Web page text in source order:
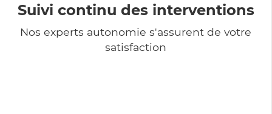
Suivi continu des interventions
Nos experts autonomie s'assurent de votre
satisfaction